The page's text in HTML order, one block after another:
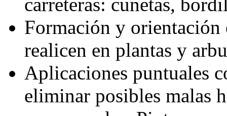
Formación y orientación
realicen en plantas y
Aplicaciones puntuales
eliminar posibles malas